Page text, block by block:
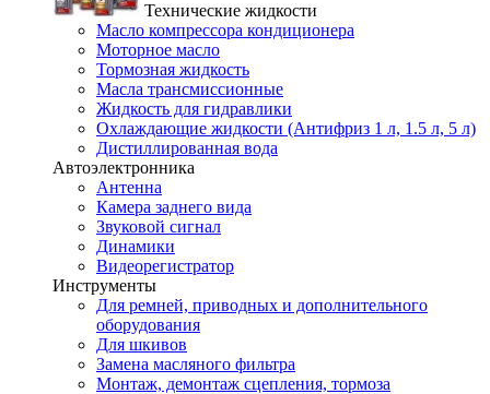
Технические жидкости
Масло компрессора кондиционера
Моторное масло
Тормозная жидкость
Масла трансмиссионные
Жидкость для гидравлики
Охлаждающие жидкости (Антифриз 1 л, 1.5 л, 5 л)
Дистиллированная вода
Автоэлектронника
Антенна
Камера заднего вида
Звуковой сигнал
Динамики
Видеорегистратор
Инструменты
Для ремней, приводных и дополнительного
оборудования
Для шкивов
Замена масляного фильтра
Монтаж, демонтаж сцепления, тормоза